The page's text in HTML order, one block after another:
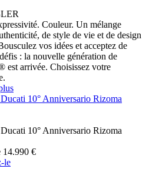
Couleur. Un mélange
de style de vie et de design
vos idées et acceptez de
: la nouvelle génération de
est arrivée. Choisissez votre
10° Anniversario Rizoma
10° Anniversario Rizoma
14.990 €
le